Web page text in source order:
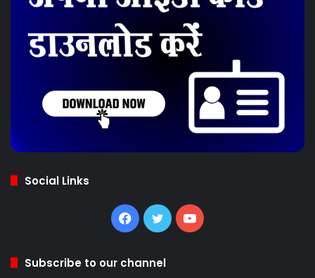
Social Links
Facebook
TwitterYouTube
Subscribe to our channel